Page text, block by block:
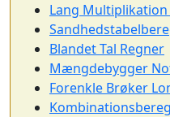
Lang Multiplikation
Blandet Tal Regner
Mængdebygger
Forenkle Brøker